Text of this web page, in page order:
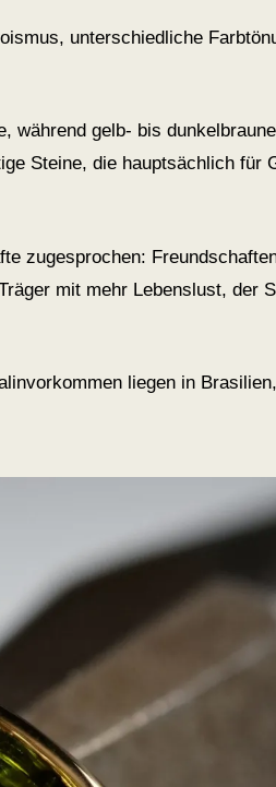
unterschiedliche
gelb- bis
Steine, die hauptsächlich für
zugesprochen:
mit mehr Lebenslust, der
liegen in